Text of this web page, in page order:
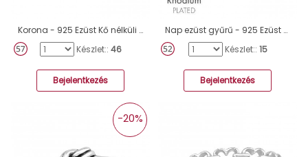
Korona - 925 Ezüst Kő nélküli gyűrűk A4S41425
Készlet:: 46
Bejelentkezés
Nap ezüst gyűrű - 925 Ezüst Kő Nélküli Gyűrűk A4S47147
Készlet:: 15
Bejelentkezés
-20%